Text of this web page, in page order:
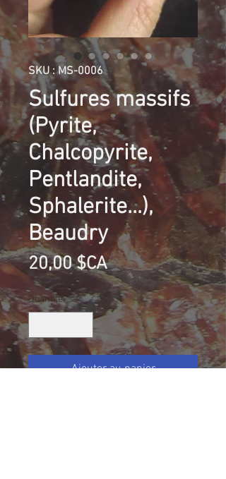
SKU : MS-0006
Sulfures massifs
(Pyrite,
Chalcopyrite,
Pentlandite,
Sphalerite...),
Beaudry
20,00 $CAPrix
Quantité *
Ajouter au panier